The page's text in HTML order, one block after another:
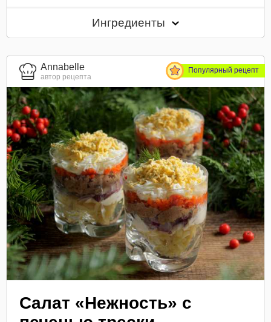
Ингредиенты
Annabelle
автор рецепта
Популярный рецепт
Салат «Нежность» с